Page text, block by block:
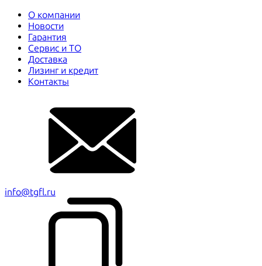
О компании
Новости
Гарантия
Сервис и ТО
Доставка
Лизинг и кредит
Контакты
info@tgfl.ru